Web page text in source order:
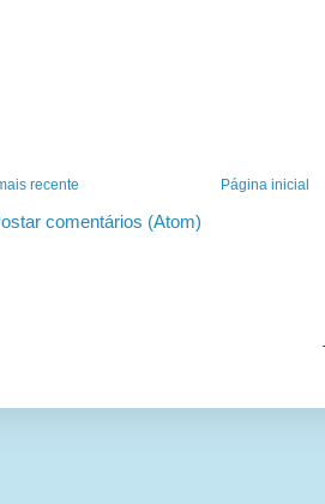
recente Página inicial
comentários (Atom)